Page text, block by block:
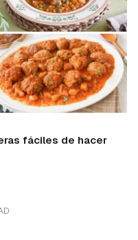
fáciles de hacer